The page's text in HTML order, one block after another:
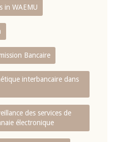
in WAEMU
Bancaire
interbancaire dans
des services de
électronique